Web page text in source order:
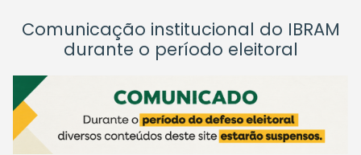
Comunicação institucional do IBRAM
durante o período eleitoral